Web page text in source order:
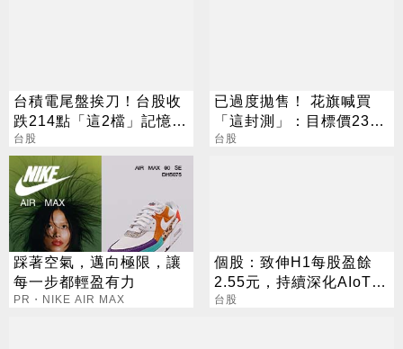
台積電尾盤挨刀！台股收
跌214點「這2檔」記憶體
逆勢收漲停
台股
已過度拋售！ 花旗喊買
「這封測」：目標價230
元
台股
踩著空氣，邁向極限，讓
每一步都輕盈有力
PR・NIKE AIR MAX
個股：致伸H1每股盈餘
2.55元，持續深化AIoT、
AI智慧監控、機器人與車
台股